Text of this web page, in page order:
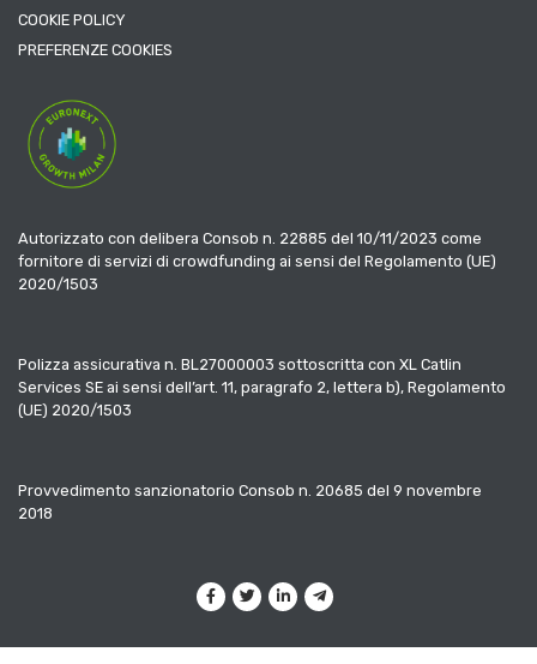
COOKIE POLICY
PREFERENZE COOKIES
Autorizzato con delibera Consob n. 22885 del 10/11/2023 come
fornitore di servizi di crowdfunding ai sensi del Regolamento (UE)
2020/1503
Polizza assicurativa n. BL27000003 sottoscritta con XL Catlin
Services SE ai sensi dell’art. 11, paragrafo 2, lettera b), Regolamento
(UE) 2020/1503
Provvedimento sanzionatorio Consob n. 20685 del 9 novembre
2018